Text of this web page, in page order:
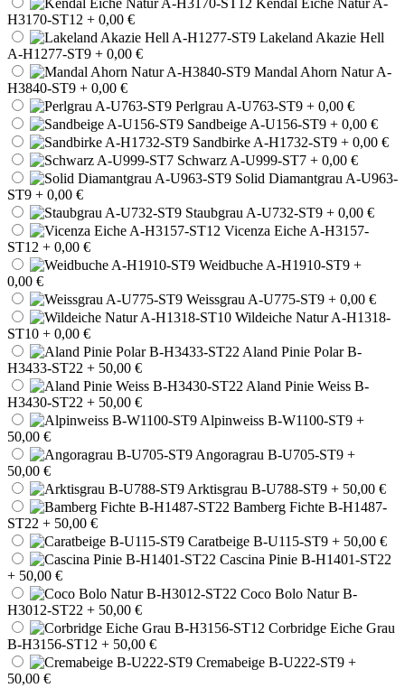
Kendal Eiche Natur A-
H3170-ST12 + 0,00 €
Lakeland Akazie Hell
A-H1277-ST9 + 0,00 €
Mandal Ahorn Natur A-
H3840-ST9 + 0,00 €
Perlgrau A-U763-ST9 + 0,00 €
Sandbeige A-U156-ST9 + 0,00 €
Sandbirke A-H1732-ST9 + 0,00 €
Schwarz A-U999-ST7 + 0,00 €
Solid Diamantgrau A-U963-
ST9 + 0,00 €
Staubgrau A-U732-ST9 + 0,00 €
Vicenza Eiche A-H3157-
ST12 + 0,00 €
Weidbuche A-H1910-ST9 +
0,00 €
Weissgrau A-U775-ST9 + 0,00 €
Wildeiche Natur A-H1318-
ST10 + 0,00 €
Aland Pinie Polar B-
H3433-ST22 + 50,00 €
Aland Pinie Weiss B-
H3430-ST22 + 50,00 €
Alpinweiss B-W1100-ST9 +
50,00 €
Angoragrau B-U705-ST9 +
50,00 €
Arktisgrau B-U788-ST9 + 50,00 €
Bamberg Fichte B-H1487-
ST22 + 50,00 €
Caratbeige B-U115-ST9 + 50,00 €
Cascina Pinie B-H1401-ST22
+ 50,00 €
Coco Bolo Natur B-
H3012-ST22 + 50,00 €
Corbridge Eiche Grau
B-H3156-ST12 + 50,00 €
Cremabeige B-U222-ST9 +
50,00 €